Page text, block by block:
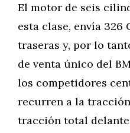
El motor de seis
esta clase, envía 326
traseras y, por lo
de venta único del
los competidores
recurren a la
tracción total